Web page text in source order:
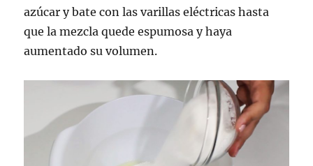
azúcar y bate con las varillas eléctricas hasta
que la mezcla quede espumosa y haya
aumentado su volumen.